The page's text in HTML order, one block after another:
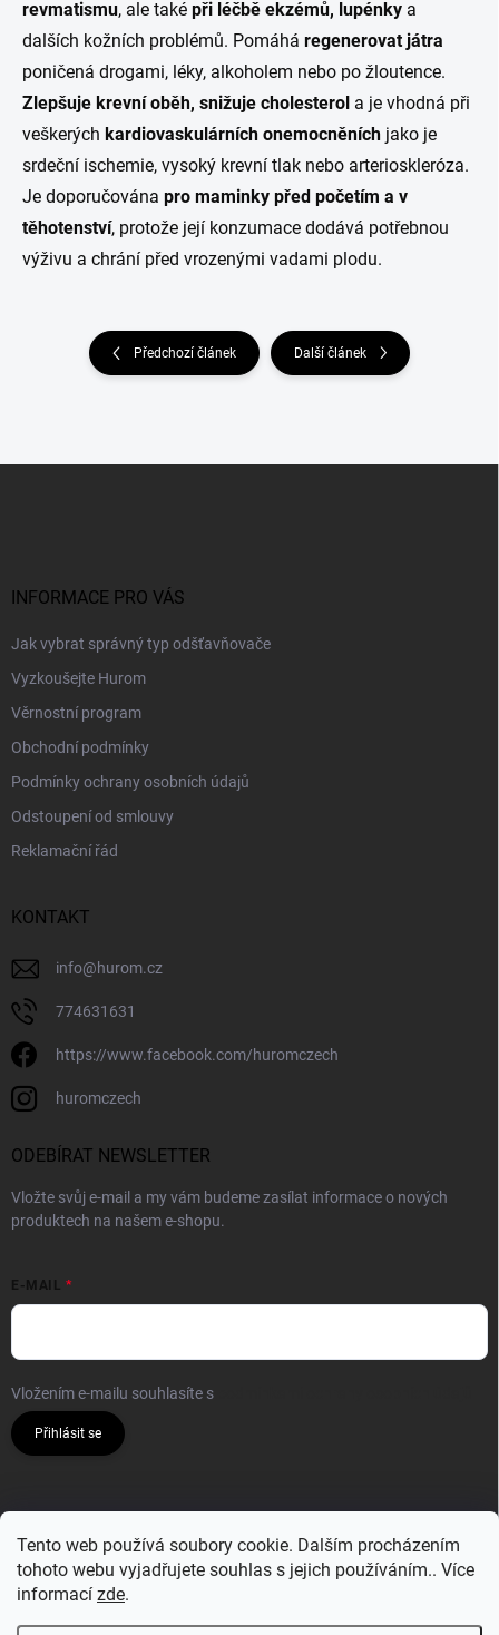
Tento web používá soubory cookie. Dalším procházením
tohoto webu vyjadřujete souhlas s jejich používáním.. Více
informací zde.
revmatismu, ale také při léčbě ekzémů, lupénky a
dalších kožních problémů. Pomáhá regenerovat játra
poničená drogami, léky, alkoholem nebo po žloutence.
Zlepšuje krevní oběh, snižuje cholesterol a je vhodná při
veškerých kardiovaskulárních onemocněních jako je
srdeční ischemie, vysoký krevní tlak nebo arterioskleróza.
Je doporučována pro maminky před početím a v
těhotenství, protože její konzumace dodává potřebnou
výživu a chrání před vrozenými vadami plodu.
Předchozí článek Další článek
INFORMACE PRO VÁS
Jak vybrat správný typ odšťavňovače
Vyzkoušejte Hurom
Věrnostní program
Obchodní podmínky
Podmínky ochrany osobních údajů
Odstoupení od smlouvy
Reklamační řád
KONTAKT
info@hurom.cz
774631631
https://www.facebook.com/huromczech
huromczech
ODEBÍRAT NEWSLETTER
Vložte svůj e-mail a my vám budeme zasílat informace o nových
produktech na našem e-shopu.
E-MAIL
Vložením e-mailu souhlasíte s
Přihlásit se